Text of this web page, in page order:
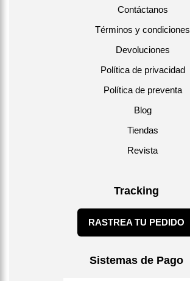
Contáctanos
Términos y condiciones
Devoluciones
Política de privacidad
Política de preventa
Blog
Tiendas
Revista
Tracking
RASTREA TU PEDIDO
Sistemas de Pago